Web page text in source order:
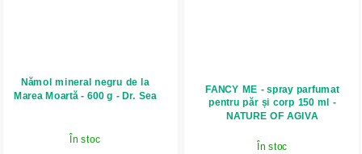
Nămol mineral negru de la
Marea Moartă - 600 g - Dr. Sea
În stoc
FANCY ME - spray parfumat
pentru păr și corp 150 ml -
NATURE OF AGIVA
În stoc